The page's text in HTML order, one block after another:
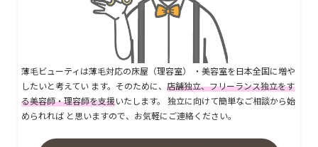
薄毛ビューティは薄毛対応の床屋（理容室） ・美容室を日本全国に増や
したいと考えてい ます。そのために、 店舗独立、フリーランス独立をす
る美容師・理容師を支援いたします。 独立に向けて簡単なご相談から始
められれば と思いますので、お気軽にご連絡ください。